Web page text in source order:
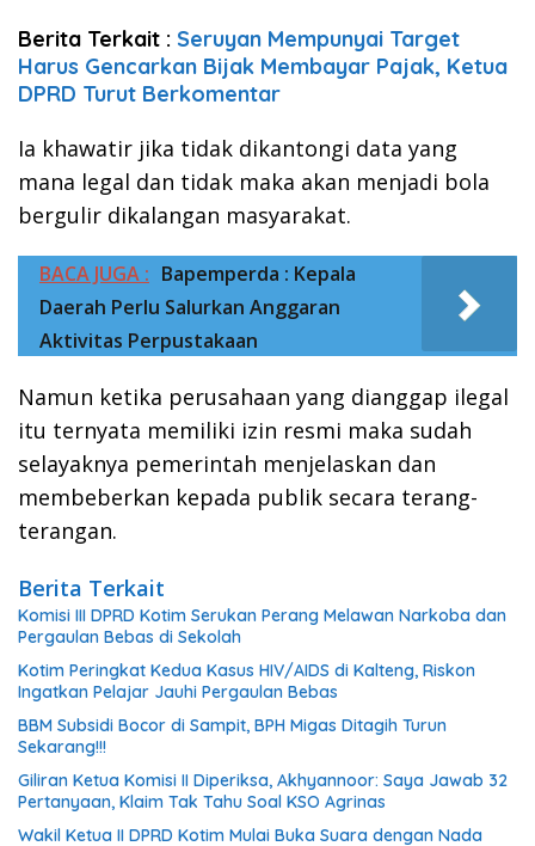
Berita Terkait : Seruyan Mempunyai Target
Harus Gencarkan Bijak Membayar Pajak, Ketua
DPRD Turut Berkomentar
Ia khawatir jika tidak dikantongi data yang
mana legal dan tidak maka akan menjadi bola
bergulir dikalangan masyarakat.
BACA JUGA : Bapemperda : Kepala
Daerah Perlu Salurkan Anggaran
Aktivitas Perpustakaan
Namun ketika perusahaan yang dianggap ilegal
itu ternyata memiliki izin resmi maka sudah
selayaknya pemerintah menjelaskan dan
membeberkan kepada publik secara terang-
terangan.
Berita Terkait
Komisi III DPRD Kotim Serukan Perang Melawan Narkoba dan
Pergaulan Bebas di Sekolah
Kotim Peringkat Kedua Kasus HIV/AIDS di Kalteng, Riskon
Ingatkan Pelajar Jauhi Pergaulan Bebas
BBM Subsidi Bocor di Sampit, BPH Migas Ditagih Turun
Sekarang!!!
Giliran Ketua Komisi II Diperiksa, Akhyannoor: Saya Jawab 32
Pertanyaan, Klaim Tak Tahu Soal KSO Agrinas
Wakil Ketua II DPRD Kotim Mulai Buka Suara dengan Nada